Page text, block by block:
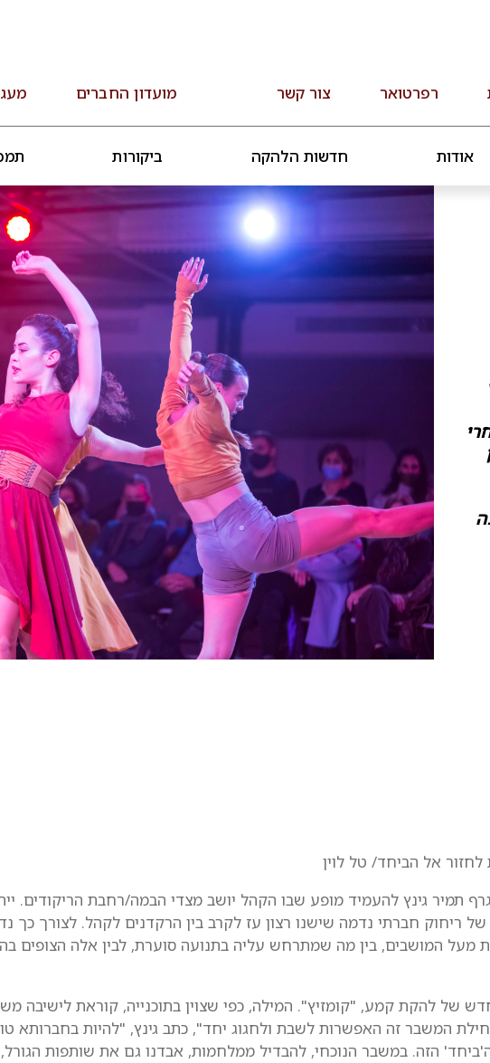
רפרטואר צור קשר מועדון החברים
אודות חדשות הלהקה ביקורות
אל הביחד/ טל לוין
תמיר גינץ להעמיד מופע שבו הקהל יושב מצדי הבמה/רחבת הריקודים.
ריחוק חברתי נדמה שישנו רצון עז לקרב בין הרקדנים לקהל. לצורך כך
מעל המושבים, בין מה שמתרחש עליה בתנועה סוערת, לבין אלה הצופים
של להקת קמע, "קומזיץ". המילה, כפי שצוין בתוכנייה, קוראת לישיבה
המשבר זה האפשרות לשבת ולחגוג יחד", כתב גינץ, "להיות בחברותא
הזה. במשבר הנוכחי, להבדיל ממלחמות, אבדנו גם את שותפות